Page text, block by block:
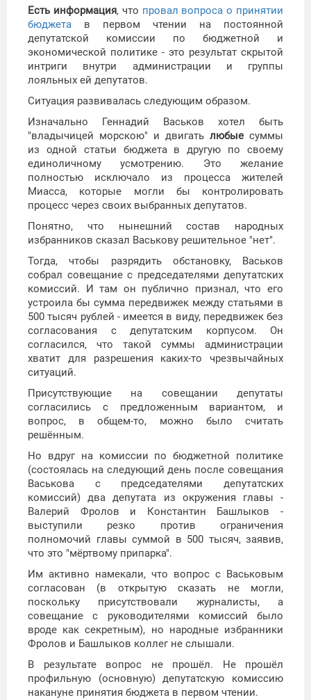
Есть информация, что провал вопроса о принятии
бюджета в первом чтении на постоянной
депутатской комиссии по бюджетной и
экономической политике - это результат скрытой
интриги внутри администрации и группы
лояльных ей депутатов.
Ситуация развивалась следующим образом.
Изначально Геннадий Васьков хотел быть
"владычицей морскою" и двигать любые суммы
из одной статьи бюджета в другую по своему
единоличному усмотрению. Это желание
полностью исключало из процесса жителей
Миасса, которые могли бы контролировать
процесс через своих выбранных депутатов.
Понятно, что нынешний состав народных
избранников сказал Васькову решительное "нет".
Тогда, чтобы разрядить обстановку, Васьков
собрал совещание с председателями депутатских
комиссий. И там он публично признал, что его
устроила бы сумма передвижек между статьями в
500 тысяч рублей - имеется в виду, передвижек без
согласования с депутатским корпусом. Он
согласился, что такой суммы администрации
хватит для разрешения каких-то чрезвычайных
ситуаций.
Присутствующие на совещании депутаты
согласились с предложенным вариантом, и
вопрос, в общем-то, можно было считать
решённым.
Но вдруг на комиссии по бюджетной политике
(состоялась на следующий день после совещания
Васькова с председателями депутатских
комиссий) два депутата из окружения главы -
Валерий Фролов и Константин Башлыков -
выступили резко против ограничения
полномочий главы суммой в 500 тысяч, заявив,
что это "мёртвому припарка".
Им активно намекали, что вопрос с Васьковым
согласован (в открытую сказать не могли,
поскольку присутствовали журналисты, а
совещание с руководителями комиссий было
вроде как секретным), но народные избранники
Фролов и Башлыков коллег не слышали.
В результате вопрос не прошёл. Не прошёл
профильную (основную) депутатскую комиссию
накануне принятия бюджета в первом чтении.